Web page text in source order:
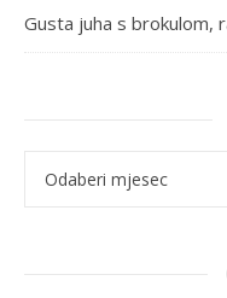
Gusta juha s brokulom,